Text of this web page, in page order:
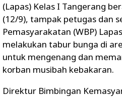
(Lapas) Kelas I Tangerang
(12/9), tampak petugas dan
Pemasyarakatan (WBP)
melakukan tabur bunga di
untuk mengenang dan
korban musibah kebakaran.
Direktur Bimbingan